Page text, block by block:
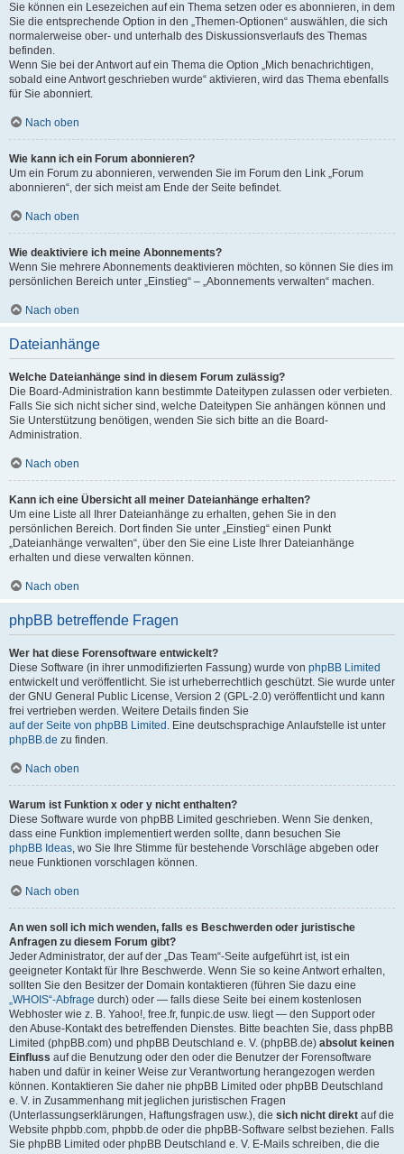
Sie können ein Lesezeichen auf ein Thema setzen oder es abonnieren, in dem
Sie die entsprechende Option in den „Themen-Optionen“ auswählen, die sich
normalerweise ober- und unterhalb des Diskussionsverlaufs des Themas
befinden.
Wenn Sie bei der Antwort auf ein Thema die Option „Mich benachrichtigen,
sobald eine Antwort geschrieben wurde“ aktivieren, wird das Thema ebenfalls
für Sie abonniert.
Nach oben
Wie kann ich ein Forum abonnieren?
Um ein Forum zu abonnieren, verwenden Sie im Forum den Link „Forum
abonnieren“, der sich meist am Ende der Seite befindet.
Nach oben
Wie deaktiviere ich meine Abonnements?
Wenn Sie mehrere Abonnements deaktivieren möchten, so können Sie dies im
persönlichen Bereich unter „Einstieg“ – „Abonnements verwalten“ machen.
Nach oben
Dateianhänge
Welche Dateianhänge sind in diesem Forum zulässig?
Die Board-Administration kann bestimmte Dateitypen zulassen oder verbieten.
Falls Sie sich nicht sicher sind, welche Dateitypen Sie anhängen können und
Sie Unterstützung benötigen, wenden Sie sich bitte an die Board-
Administration.
Nach oben
Kann ich eine Übersicht all meiner Dateianhänge erhalten?
Um eine Liste all Ihrer Dateianhänge zu erhalten, gehen Sie in den
persönlichen Bereich. Dort finden Sie unter „Einstieg“ einen Punkt
„Dateianhänge verwalten“, über den Sie eine Liste Ihrer Dateianhänge
erhalten und diese verwalten können.
Nach oben
phpBB betreffende Fragen
Wer hat diese Forensoftware entwickelt?
Diese Software (in ihrer unmodifizierten Fassung) wurde von phpBB Limited
entwickelt und veröffentlicht. Sie ist urheberrechtlich geschützt. Sie wurde unter
der GNU General Public License, Version 2 (GPL-2.0) veröffentlicht und kann
frei vertrieben werden. Weitere Details finden Sie
auf der Seite von phpBB Limited . Eine deutschsprachige Anlaufstelle ist unter
phpBB.de zu finden.
Nach oben
Warum ist Funktion x oder y nicht enthalten?
Diese Software wurde von phpBB Limited geschrieben. Wenn Sie denken,
dass eine Funktion implementiert werden sollte, dann besuchen Sie
phpBB Ideas, wo Sie Ihre Stimme für bestehende Vorschläge abgeben oder
neue Funktionen vorschlagen können.
Nach oben
An wen soll ich mich wenden, falls es Beschwerden oder juristische
Anfragen zu diesem Forum gibt?
Jeder Administrator, der auf der „Das Team“-Seite aufgeführt ist, ist ein
geeigneter Kontakt für Ihre Beschwerde. Wenn Sie so keine Antwort erhalten,
sollten Sie den Besitzer der Domain kontaktieren (führen Sie dazu eine
„WHOIS“-Abfrage durch) oder — falls diese Seite bei einem kostenlosen
Webhoster wie z. B. Yahoo!, free.fr, funpic.de usw. liegt — den Support oder
den Abuse-Kontakt des betreffenden Dienstes. Bitte beachten Sie, dass phpBB
Limited (phpBB.com) und phpBB Deutschland e. V. (phpBB.de) absolut keinen
Einfluss auf die Benutzung oder den oder die Benutzer der Forensoftware
haben und dafür in keiner Weise zur Verantwortung herangezogen werden
können. Kontaktieren Sie daher nie phpBB Limited oder phpBB Deutschland
e. V. in Zusammenhang mit jeglichen juristischen Fragen
(Unterlassungserklärungen, Haftungsfragen usw.), die sich nicht direkt auf die
Website phpbb.com, phpbb.de oder die phpBB-Software selbst beziehen. Falls
Sie phpBB Limited oder phpBB Deutschland e. V. E-Mails schreiben, die die